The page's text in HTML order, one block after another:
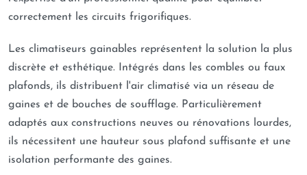
correctement les circuits frigorifiques.
Les climatiseurs gainables représentent la solution la plus
discrète et esthétique. Intégrés dans les combles ou faux
plafonds, ils distribuent l'air climatisé via un réseau de
gaines et de bouches de soufflage. Particulièrement
adaptés aux constructions neuves ou rénovations lourdes,
ils nécessitent une hauteur sous plafond suffisante et une
isolation performante des gaines.